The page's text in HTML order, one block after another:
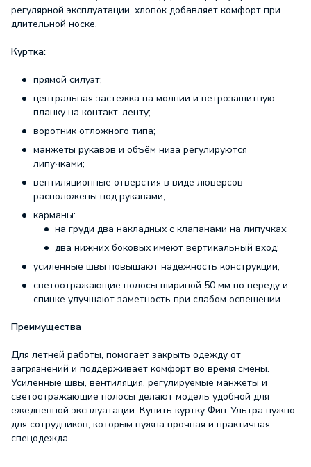
регулярной эксплуатации, хлопок добавляет комфорт при
длительной носке.
Куртка:
прямой силуэт;
центральная застёжка на молнии и ветрозащитную
планку на контакт-ленту;
воротник отложного типа;
манжеты рукавов и объём низа регулируются
липучками;
вентиляционные отверстия в виде люверсов
расположены под рукавами;
карманы:
на груди два накладных с клапанами на липучках;
два нижних боковых имеют вертикальный вход;
усиленные швы повышают надежность конструкции;
светоотражающие полосы шириной 50 мм по переду и
спинке улучшают заметность при слабом освещении.
Преимущества
Для летней работы, помогает закрыть одежду от
загрязнений и поддерживает комфорт во время смены.
Усиленные швы, вентиляция, регулируемые манжеты и
светоотражающие полосы делают модель удобной для
ежедневной эксплуатации. Купить куртку Фин-Ультра нужно
для сотрудников, которым нужна прочная и практичная
спецодежда.